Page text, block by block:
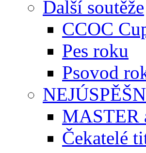
Další soutěže
CCOC
Pes roku
Psovod
MASTER
Čekatelé